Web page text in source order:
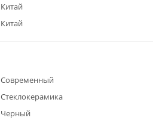
Китай
Китай
Современный
Стеклокерамика
Черный